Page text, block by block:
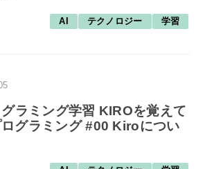
AI テクノロジー 学習
ラミング学習 KIROを覚えて
グラミング #00 Kiroについ